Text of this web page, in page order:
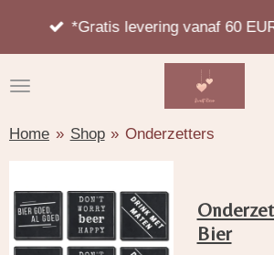
de
*Gratis levering vanaf 60
Home » Shop » Onderzetters
Bier